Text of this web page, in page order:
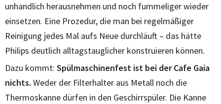
unhandlich herausnehmen und noch fummeliger wieder
einsetzen. Eine Prozedur, die man bei regelmäßiger
Reinigung jedes Mal aufs Neue durchläuft – das hätte
Philips deutlich alltagstauglicher konstruieren können.
Dazu kommt: Spülmaschinenfest ist bei der Cafe Gaia
nichts. Weder der Filterhalter aus Metall noch die
Thermoskanne dürfen in den Geschirrspüler. Die Kanne